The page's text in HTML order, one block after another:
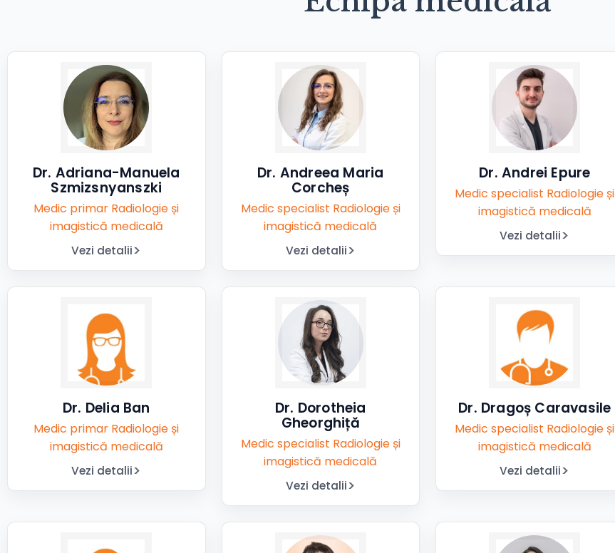
Dr. Adriana-Manuela
Szmizsnyanszki
Medic primar Radiologie și
imagistică medicală
Vezi detalii
Dr. Andreea Maria
Corcheș
Medic specialist Radiologie și
imagistică medicală
Vezi detalii
Dr. Andrei Epure
Medic specialist Radiologie și
imagistică medicală
Vezi detalii
Dr. Delia Ban
Medic primar Radiologie și
imagistică medicală
Vezi detalii
Dr. Dorotheia
Gheorghiță
Medic specialist Radiologie și
imagistică medicală
Vezi detalii
Dr. Dragoș Caravasile
Medic specialist Radiologie și
imagistică medicală
Vezi detalii